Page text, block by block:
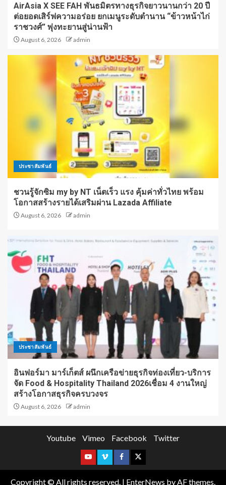
AirAsia X SEE FAH พันธมิตรทางธุรกิจยาวนานกว่า 20 ปี
ต่อยอดเสิร์ฟความอร่อย ยกเมนูระดับตำนาน “ข้าวหน้าไก่
ราชวงศ์” พุ่งทะยานสู่น่านฟ้า
August 6, 2026 admin
ประชาสัมพันธ์
ชวนรู้จักซิม my by NT เน็ตเร็ว แรง คุ้มค่าทั่วไทย พร้อม
โอกาสสร้างรายได้เสริมผ่าน Lazada Affiliate
August 6, 2026 admin
ประชาสัมพันธ์
อินฟอร์มา มาร์เก็ตส์ ผนึกเครือข่ายธุรกิจท่องเที่ยว-บริการ
จัด Food & Hospitality Thailand 2026เชื่อม 4 งานใหญ่
สร้างโอกาสธุรกิจครบวงจร
August 6, 2026 admin
Youtube Vimeo Facebook Twitter
Copyright © All rights reserved. | EnterNews by AF themes.